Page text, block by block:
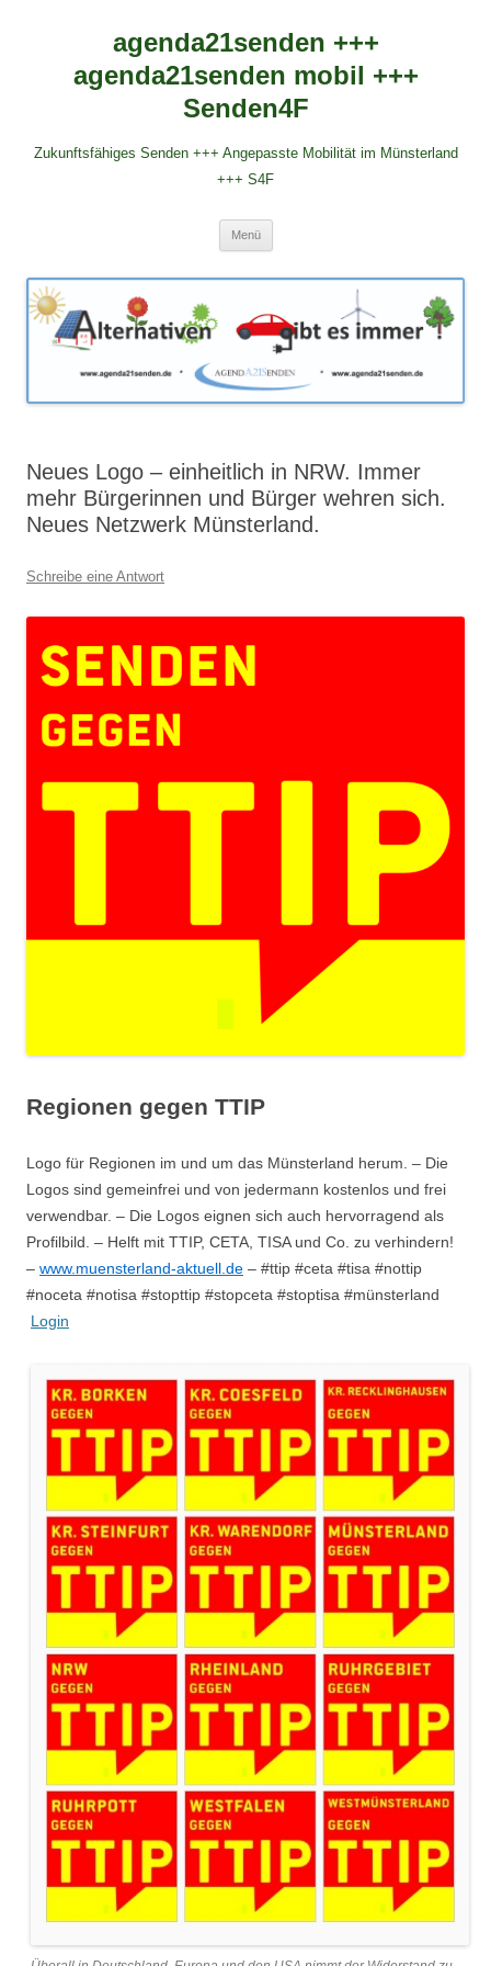
agenda21senden +++
agenda21senden mobil +++
Senden4F
Zukunftsfähiges Senden +++ Angepasste Mobilität im Münsterland
+++ S4F
Menü
Neues Logo – einheitlich in NRW. Immer
mehr Bürgerinnen und Bürger wehren sich.
Neues Netzwerk Münsterland.
Schreibe eine Antwort
Regionen gegen TTIP
Logo für Regionen im und um das Münsterland herum. – Die
Logos sind gemeinfrei und von jedermann kostenlos und frei
verwendbar. – Die Logos eignen sich auch hervorragend als
Profilbild. – Helft mit TTIP, CETA, TISA und Co. zu verhindern!
– www.muensterland-aktuell.de – #ttip #ceta #tisa #nottip
#noceta #notisa #stopttip #stopceta #stoptisa #münsterland
Login